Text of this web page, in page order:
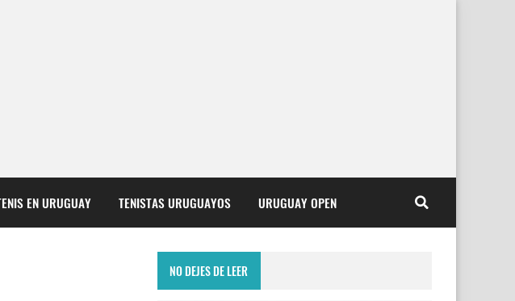
EN URUGUAY TENISTAS URUGUAYOS URUGUAY OPEN
NO DEJES DE LEER